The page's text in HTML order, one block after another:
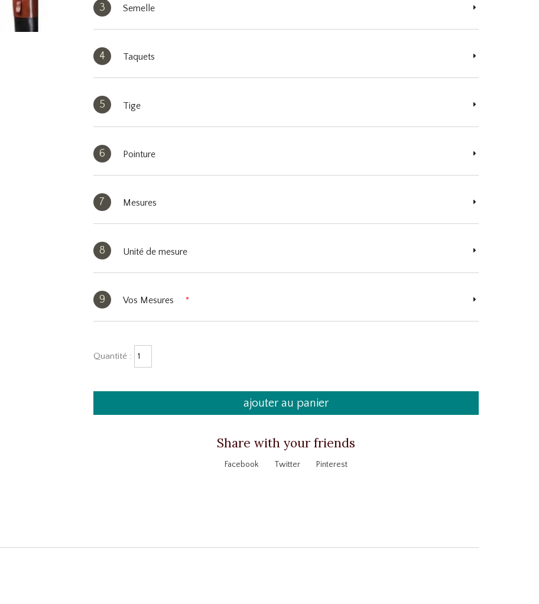
3 Semelle
4 Taquets
5 Tige
6 Pointure
7 Mesures
8 Unité de mesure
9 Vos Mesures *
Quantité :
ajouter au panier
Share with your friends
Facebook Twitter Pinterest